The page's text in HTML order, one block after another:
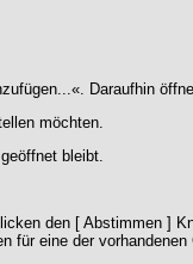
Daraufhin
möchten.
bleibt.
den [ Abstimmen ]
eine der